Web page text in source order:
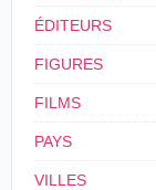
ÉDITEURS
FIGURES
FILMS
PAYS
VILLES